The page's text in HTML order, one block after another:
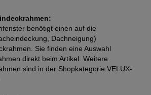
benötigt einen auf die
Dachneigung)
Sie finden eine Auswahl
direkt beim Artikel. Weitere
sind in der Shopkategorie VELUX-